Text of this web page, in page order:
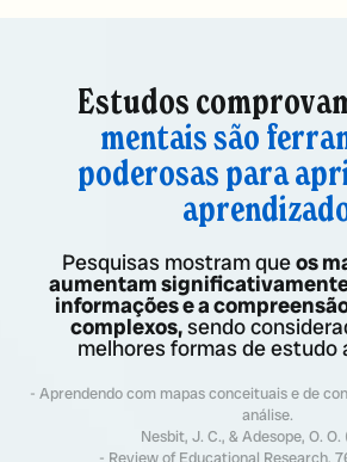
Estudos
mentais são
poderosas para
Pesquisas mostram queos
aumentam
informações e a
complexos,sendo
melhores formas de estudo
- Aprendendo com mapas conceituais e de
análise.
Nesbit, J. C., & Adesope, O.